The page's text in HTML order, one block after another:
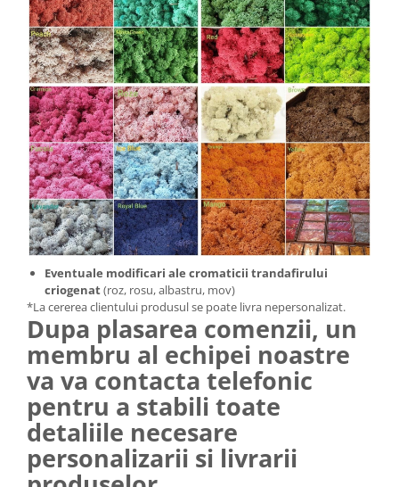
Eventuale modificari ale cromaticii trandafirului
criogenat(roz, rosu, albastru, mov)
*La cererea clientului produsul se poate livra nepersonalizat.
Dupa plasarea comenzii, un
membru al echipei noastre
va va contacta telefonic
pentru a stabili toate
detaliile necesare
personalizarii si livrarii